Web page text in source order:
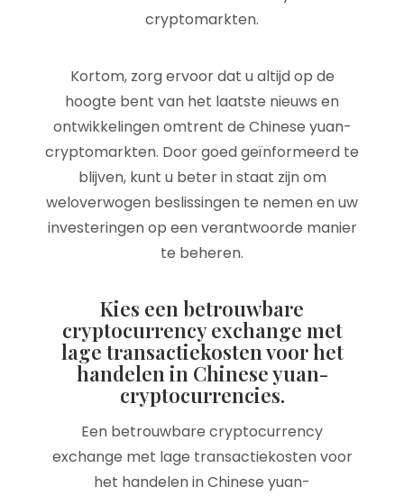
cryptomarkten.
Kortom, zorg ervoor dat u altijd op de
hoogte bent van het laatste nieuws en
ontwikkelingen omtrent de Chinese yuan-
cryptomarkten. Door goed geïnformeerd te
blijven, kunt u beter in staat zijn om
weloverwogen beslissingen te nemen en uw
investeringen op een verantwoorde manier
te beheren.
Kies een betrouwbare
cryptocurrency exchange met
lage transactiekosten voor het
handelen in Chinese yuan-
cryptocurrencies.
Een betrouwbare cryptocurrency
exchange met lage transactiekosten voor
het handelen in Chinese yuan-